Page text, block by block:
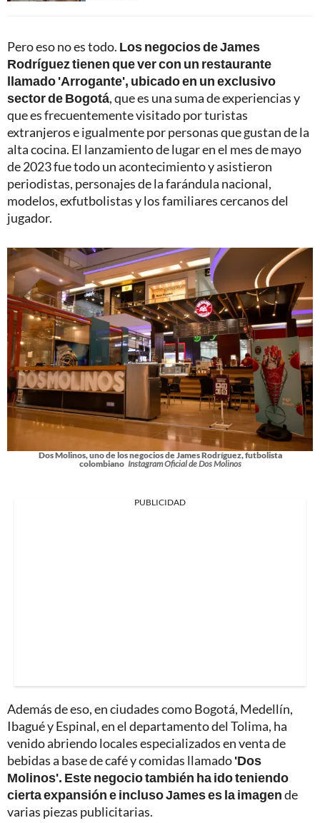
Pero eso no es todo. Los negocios de James
Rodríguez tienen que ver con un restaurante
llamado 'Arrogante', ubicado en un exclusivo
sector de Bogotá, que es una suma de experiencias y
que es frecuentemente visitado por turistas
extranjeros e igualmente por personas que gustan de la
alta cocina. El lanzamiento de lugar en el mes de mayo
de 2023 fue todo un acontecimiento y asistieron
periodistas, personajes de la farándula nacional,
modelos, exfutbolistas y los familiares cercanos del
jugador.
Dos Molinos, uno de los negocios de James Rodríguez, futbolista
colombiano Instagram Oficial de Dos Molinos
PUBLICIDAD
Además de eso, en ciudades como Bogotá, Medellín,
Ibagué y Espinal, en el departamento del Tolima, ha
venido abriendo locales especializados en venta de
bebidas a base de café y comidas llamado'Dos
Molinos'. Este negocio también ha ido teniendo
cierta expansión e incluso James es la imagende
varias piezas publicitarias.